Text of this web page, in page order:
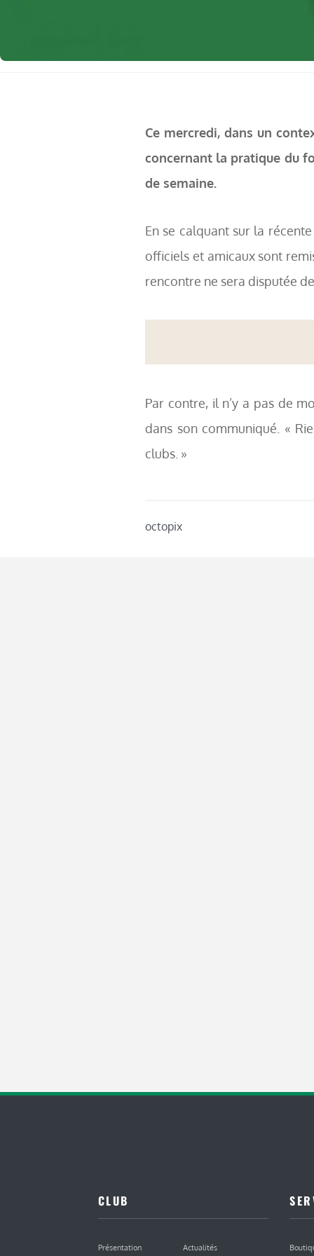
octopix
Ce mercredi, dans un
concernant la pratique du
de semaine.
En se calquant sur la
officiels et amicaux sont
rencontre ne sera disputée
Par contre, il n’y a pas de
dans son communiqué. «
clubs. »
CLUB
Présentation Actualités